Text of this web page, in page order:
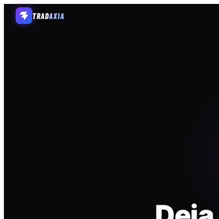
TRADAXIA